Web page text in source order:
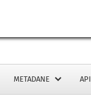
METADANE API